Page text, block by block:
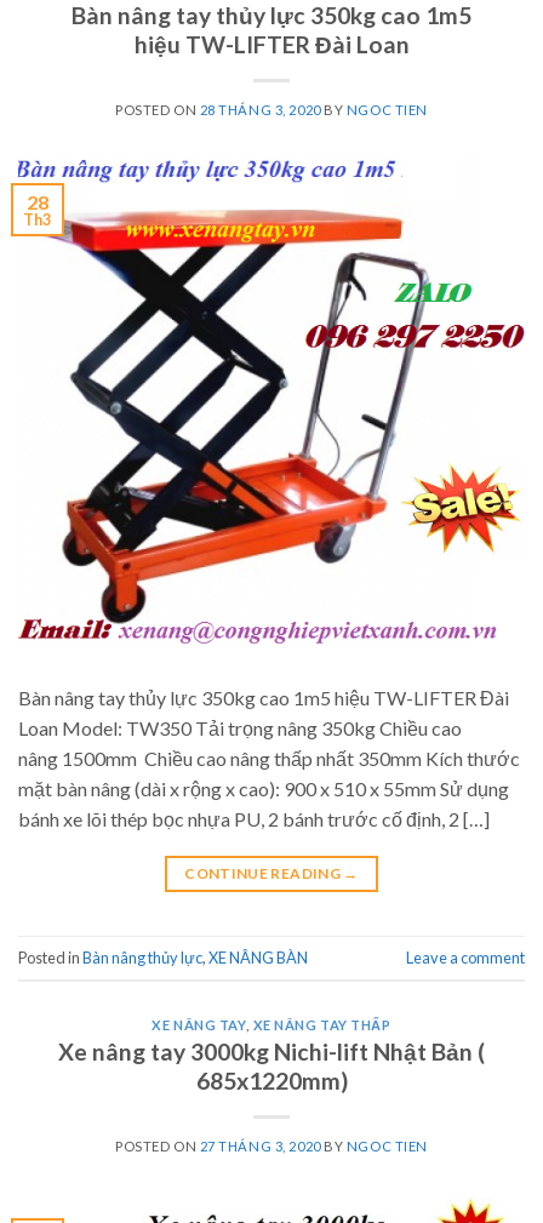
Bàn nâng tay thủy lực 350kg cao 1m5
hiệu TW-LIFTER Đài Loan
POSTED ON 28 THÁNG 3, 2020BY NGOC TIEN
28
Th3
Bàn nâng tay thủy lực 350kg cao 1m5 hiệu TW-LIFTER Đài
Loan Model: TW350 Tải trọng nâng 350kg Chiều cao
nâng 1500mm Chiều cao nâng thấp nhất 350mm Kích thước
mặt bàn nâng (dài x rộng x cao): 900 x 510 x 55mm Sử dụng
bánh xe lõi thép bọc nhựa PU, 2 bánh trước cố định, 2 […]
CONTINUE READING →
Posted inBàn nâng thủy lực,XE NÂNG BÀN Leave a comment
XE NÂNG TAY, XE NÂNG TAY THẤP
Xe nâng tay 3000kg Nichi-lift Nhật Bản (
685x1220mm)
POSTED ON 27 THÁNG 3, 2020BY NGOC TIEN